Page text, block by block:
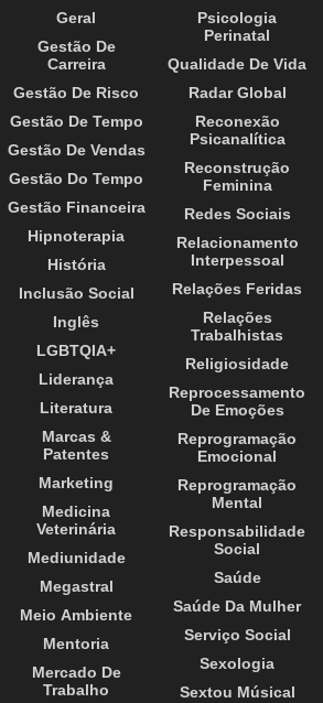
Geral
Gestão De
Carreira
Gestão De Risco
Gestão De Tempo
Gestão De Vendas
Gestão Do Tempo
Gestão Financeira
Hipnoterapia
História
Inclusão Social
Inglês
LGBTQIA+
Liderança
Literatura
Marcas &
Patentes
Marketing
Medicina
Veterinária
Mediunidade
Megastral
Meio Ambiente
Mentoria
Mercado De
Trabalho
Psicologia
Perinatal
Qualidade De Vida
Radar Global
Reconexão
Psicanalítica
Reconstrução
Feminina
Redes Sociais
Relacionamento
Interpessoal
Relações Feridas
Relações
Trabalhistas
Religiosidade
Reprocessamento
De Emoções
Reprogramação
Emocional
Reprogramação
Mental
Responsabilidade
Social
Saúde
Saúde Da Mulher
Serviço Social
Sexologia
Sextou Músical